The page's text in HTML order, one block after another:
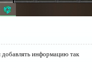
добавлять информацию так